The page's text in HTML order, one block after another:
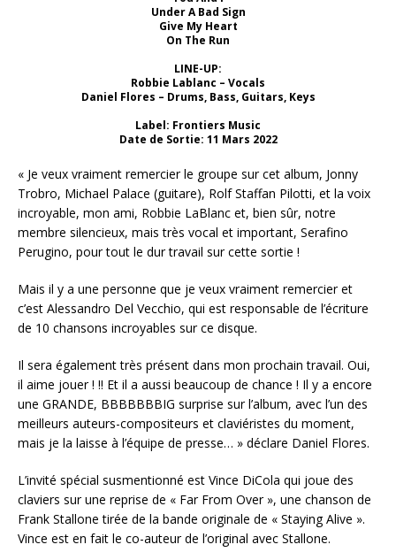
Under A Bad Sign
Give My Heart
On The Run
LINE-UP:
Robbie Lablanc – Vocals
Daniel Flores – Drums, Bass, Guitars, Keys
Label: Frontiers Music
Date de Sortie: 11 Mars 2022
« Je veux vraiment remercier le groupe sur cet album, Jonny
Trobro, Michael Palace (guitare), Rolf Staffan Pilotti, et la voix
incroyable, mon ami, Robbie LaBlanc et, bien sûr, notre
membre silencieux, mais très vocal et important, Serafino
Perugino, pour tout le dur travail sur cette sortie !
Mais il y a une personne que je veux vraiment remercier et
c’est Alessandro Del Vecchio, qui est responsable de l’écriture
de 10 chansons incroyables sur ce disque.
Il sera également très présent dans mon prochain travail. Oui,
il aime jouer ! !! Et il a aussi beaucoup de chance ! Il y a encore
une GRANDE, BBBBBBBIG surprise sur l’album, avec l’un des
meilleurs auteurs-compositeurs et claviéristes du moment,
mais je la laisse à l’équipe de presse… » déclare Daniel Flores.
L’invité spécial susmentionné est Vince DiCola qui joue des
claviers sur une reprise de « Far From Over », une chanson de
Frank Stallone tirée de la bande originale de « Staying Alive ».
Vince est en fait le co-auteur de l’original avec Stallone.